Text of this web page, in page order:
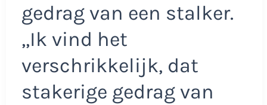
gedrag van een stalker.
,,Ik vind het
verschrikkelijk, dat
stakerige gedrag van